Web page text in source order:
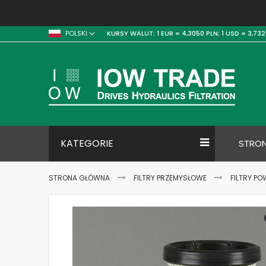
POLSKI KURSY WALUT: 1 EUR = 4,3050 PLN; 1 USD =
KATEGORIE
STRONA GŁÓWNA FILTRY PRZEMYSŁOWE FILTRY